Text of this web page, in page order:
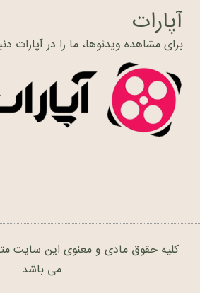
آپارات
برای مشاهده ویدئوها، ما را در آپارات
کلیه حقوق مادی و معنوی این سایت
می باشد